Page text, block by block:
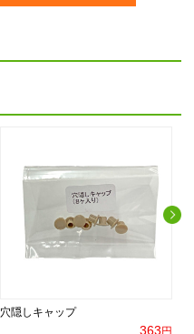
穴隠しキャップ
363円